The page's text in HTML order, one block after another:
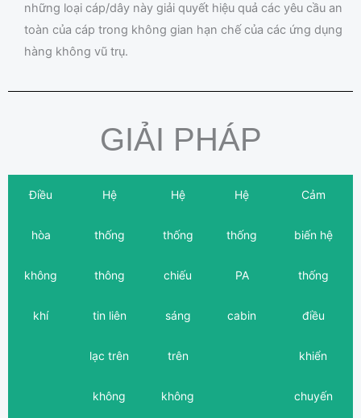
những loại cáp/dây này giải quyết hiệu quả các yêu cầu an
toàn của cáp trong không gian hạn chế của các ứng dụng
hàng không vũ trụ.
GIẢI PHÁP
Điều
hòa
không
khí
Hệ
thống
thông
tin liên
lạc trên
không
Hệ
thống
chiếu
sáng
trên
không
Hệ
thống
PA
cabin
Cảm
biến hệ
thống
điều
khiển
chuyến